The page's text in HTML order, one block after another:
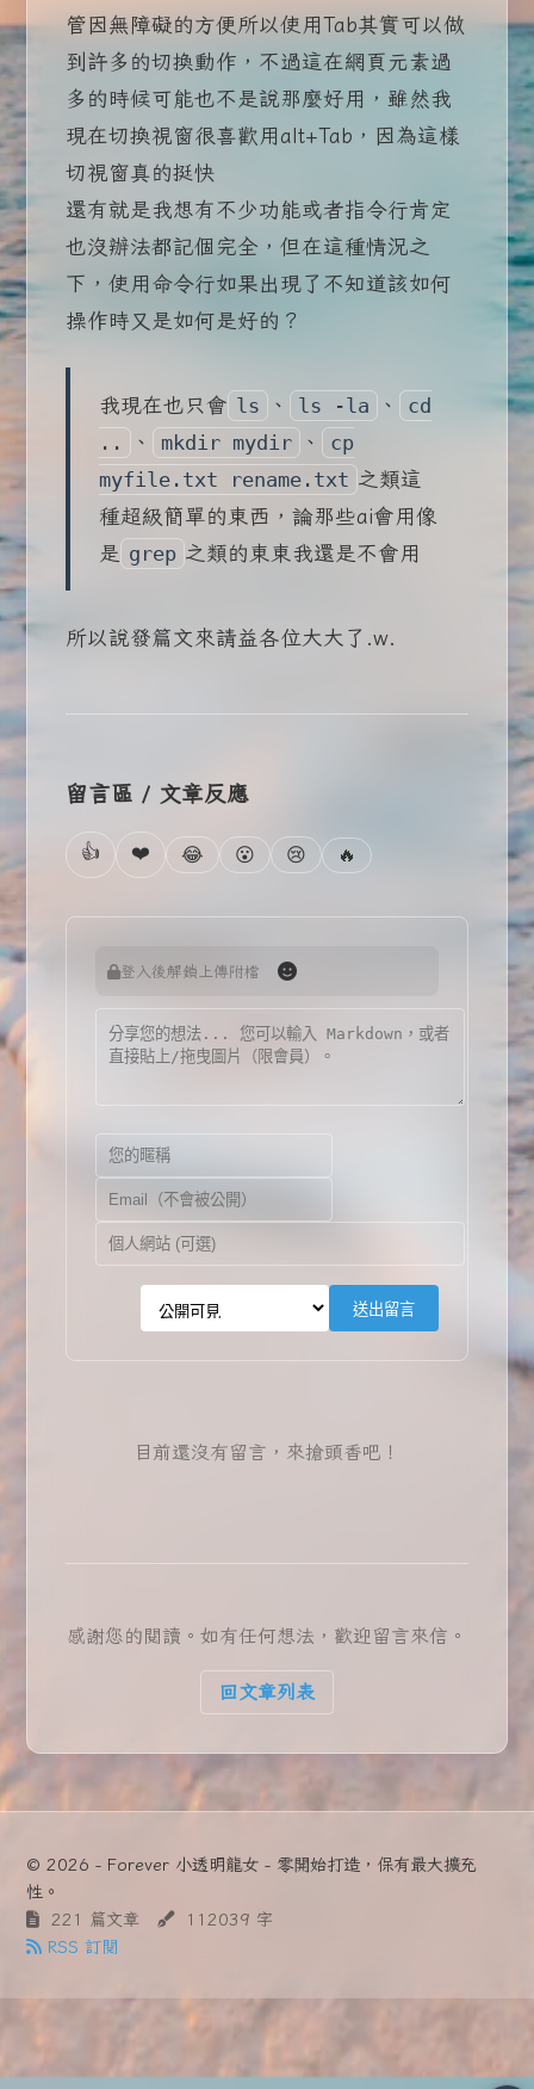
管因無障礙的方便所以使用Tab其實可以做
到許多的切換動作，不過這在網頁元素過
多的時候可能也不是說那麼好用，雖然我
現在切換視窗很喜歡用alt+Tab，因為這樣
切視窗真的挺快
還有就是我想有不少功能或者指令行肯定
也沒辦法都記個完全，但在這種情況之
下，使用命令行如果出現了不知道該如何
操作時又是如何是好的？
我現在也只會 ls 、 ls -la 、
cd
..
、 mkdir mydir 、
cp
myfile.txt rename.txt 之類這
種超級簡單的東西，論那些ai會用像
是 grep 之類的東東我還是不會用
所以說發篇文來請益各位大大了.w.
留言區 / 文章反應
👍 ❤️ 😂 😮 😢 🔥
登入後解鎖上傳附檔
送出留言
目前還沒有留言，來搶頭香吧！
感謝您的閱讀。如有任何想法，歡迎留言來信。
回文章列表
© 2026 - Forever 小透明龍女 - 零開始打造，保有最大擴充
性。
221 篇文章
112039 字
RSS 訂閱